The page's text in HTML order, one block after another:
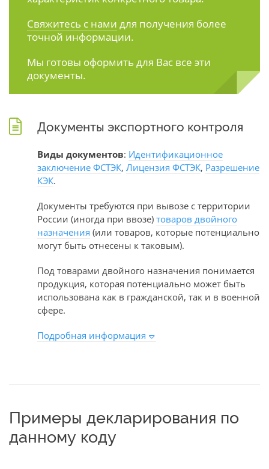
Свяжитесь с нами для получения более
точной информации.
Мы готовы оформить для Вас все эти
документы.
Документы экспортного контроля
Виды документов: Идентификационное
заключение ФСТЭК, Лицензия ФСТЭК, Разрешение
КЭК.
Документы требуются при вывозе с территории
России (иногда при ввозе) товаров двойного
назначения (или товаров, которые потенциально
могут быть отнесены к таковым).
Под товарами двойного назначения понимается
продукция, которая потенциально может быть
использована как в гражданской, так и в военной
сфере.
Подробная информация
Примеры декларирования по
данному коду